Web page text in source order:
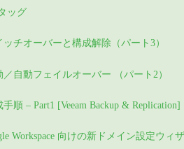
ッグ
チオーバーと構成解除（パート3）
自動フェイルオーバー （パート2）
順 – Part1 [Veeam Backup & Replication]
Workspace 向けの新ドメイン設定ウィザ